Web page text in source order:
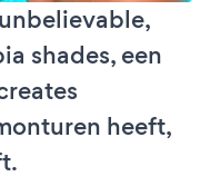
shades, een
heeft,